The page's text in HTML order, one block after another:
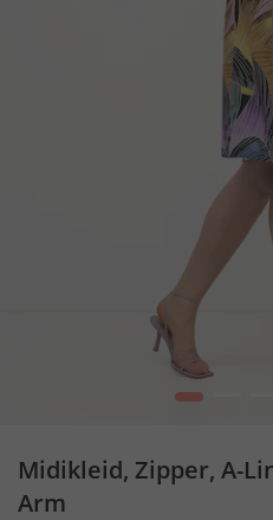
1
Midikleid, Zipper, A-
Arm